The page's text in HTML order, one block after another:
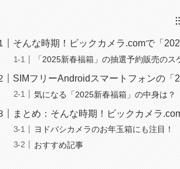
そんな時期！ビックカメラ.comで「
「2025新春福箱」の抽選予約販売のス
SIMフリーAndroidスマートフォンの「
気になる「2025新春福箱」の中身は？
まとめ：そんな時期！ビックカメラ
ヨドバシカメラのお年玉箱にも注目！
おすすめ記事